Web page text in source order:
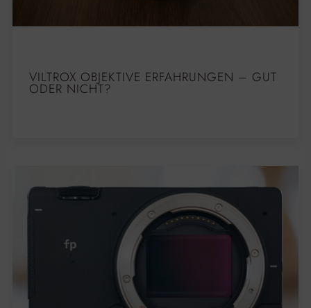
VILTROX OBJEKTIVE ERFAHRUNGEN – GUT
ODER NICHT?